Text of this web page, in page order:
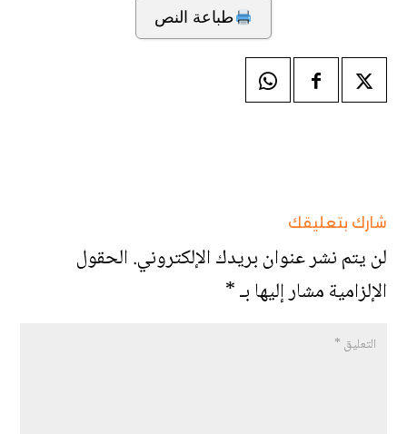
طباعة النص
شارك بتعليقك
لن يتم نشر عنوان بريدك الإلكتروني.الحقول
الإلزامية مشار إليها بـ*